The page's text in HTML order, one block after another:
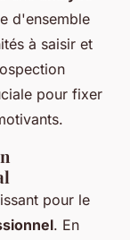
d'ensemble
à saisir et
pour fixer
pour le
. En